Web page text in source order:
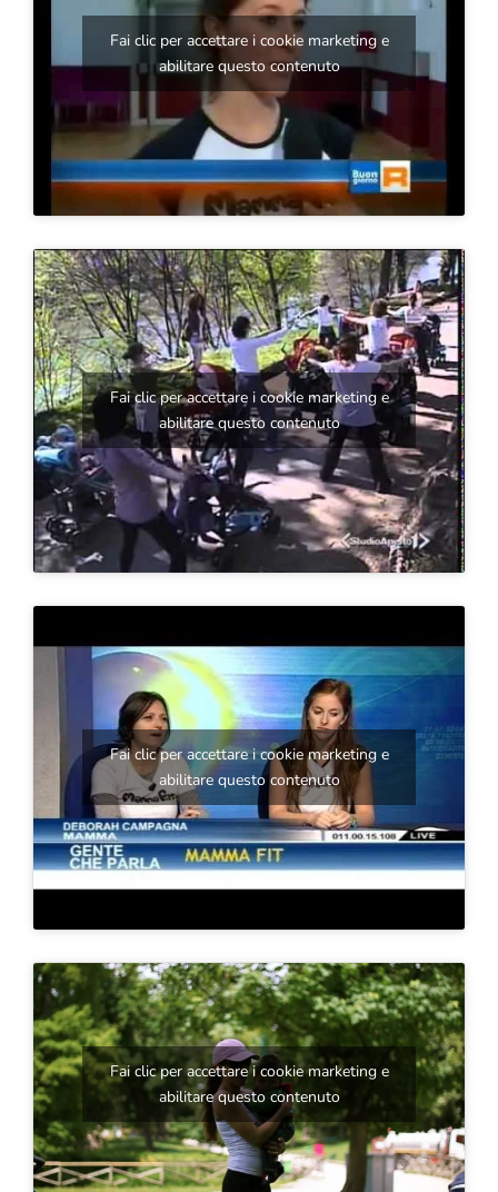
Fai clic per accettare i cookie marketing e
abilitare questo contenuto
Fai clic per accettare i cookie marketing e
abilitare questo contenuto
Fai clic per accettare i cookie marketing e
abilitare questo contenuto
Fai clic per accettare i cookie marketing e
abilitare questo contenuto